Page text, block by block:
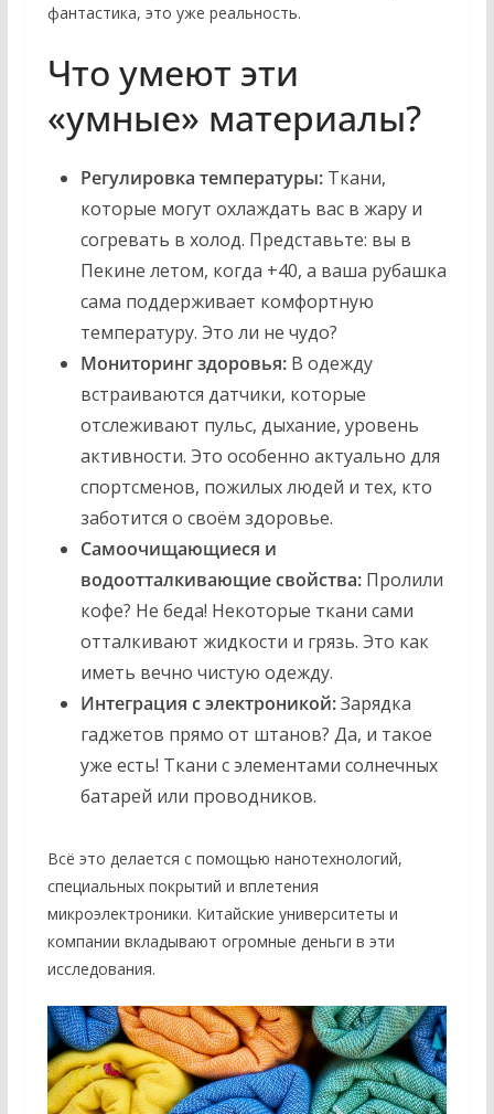
фантастика, это уже реальность.
Что умеют эти
«умные» материалы?
Регулировка температуры:Ткани,
которые могут охлаждать вас в жару и
согревать в холод. Представьте: вы в
Пекине летом, когда +40, а ваша рубашка
сама поддерживает комфортную
температуру. Это ли не чудо?
Мониторинг здоровья:В одежду
встраиваются датчики, которые
отслеживают пульс, дыхание, уровень
активности. Это особенно актуально для
спортсменов, пожилых людей и тех, кто
заботится о своём здоровье.
Самоочищающиеся и
водоотталкивающие свойства:Пролили
кофе? Не беда! Некоторые ткани сами
отталкивают жидкости и грязь. Это как
иметь вечно чистую одежду.
Интеграция с электроникой:Зарядка
гаджетов прямо от штанов? Да, и такое
уже есть! Ткани с элементами солнечных
батарей или проводников.
Всё это делается с помощью нанотехнологий,
специальных покрытий и вплетения
микроэлектроники. Китайские университеты и
компании вкладывают огромные деньги в эти
исследования.